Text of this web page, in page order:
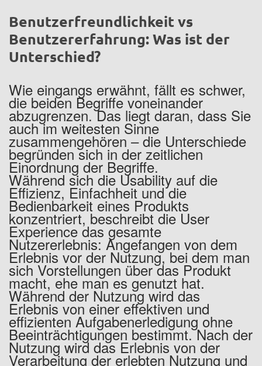
Benutzerfreundlichkeit vs
Benutzererfahrung: Was ist der
Unterschied?
Wie eingangs erwähnt, fällt es schwer,
die beiden Begriffe voneinander
abzugrenzen. Das liegt daran, dass Sie
auch im weitesten Sinne
zusammengehören – die Unterschiede
begründen sich in der zeitlichen
Einordnung der Begriffe.
Während sich die Usability auf die
Effizienz, Einfachheit und die
Bedienbarkeit eines Produkts
konzentriert, beschreibt die User
Experience das gesamte
Nutzererlebnis: Angefangen von dem
Erlebnis vor der Nutzung, bei dem man
sich Vorstellungen über das Produkt
macht, ehe man es genutzt hat.
Während der Nutzung wird das
Erlebnis von einer effektiven und
effizienten Aufgabenerledigung ohne
Beeinträchtigungen bestimmt. Nach der
Nutzung wird das Erlebnis von der
Verarbeitung der erlebten Nutzung und